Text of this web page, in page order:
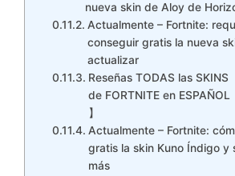
nueva skin de Aloy de
Actualmente – Fortnite:
conseguir gratis la nueva
actualizar
Reseñas TODAS las SKINS
de FORTNITE en ESPAÑOL
】
Actualmente – Fortnite:
gratis la skin Kuno Índigo y
más